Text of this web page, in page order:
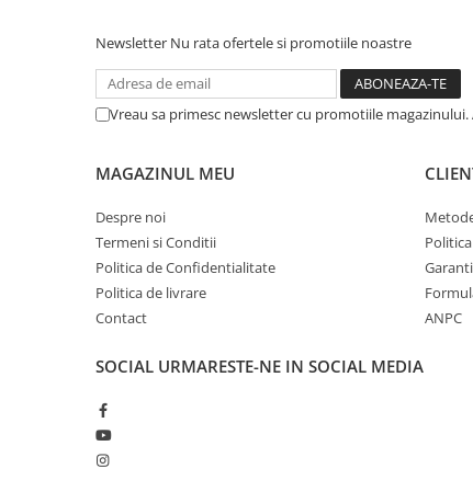
Newsletter Nu rata ofertele si promotiile noastre
Vreau sa primesc newsletter cu promotiile
MAGAZINUL MEU
Despre noi
Termeni si Conditii
Politica de Confidentialitate
Politica de livrare
Contact
ANPC
SOCIAL URMARESTE-NE IN SOCIAL MEDIA